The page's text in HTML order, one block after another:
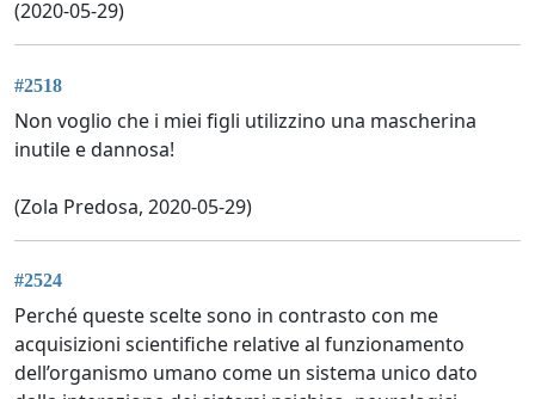
(2020-05-29)
#2518
Non voglio che i miei figli utilizzino una mascherina
inutile e dannosa!
(Zola Predosa, 2020-05-29)
#2524
Perché queste scelte sono in contrasto con me
acquisizioni scientifiche relative al funzionamento
dell’organismo umano come un sistema unico dato